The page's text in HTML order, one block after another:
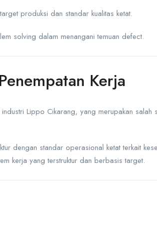
produksi dan standar kualitas ketat.
solving dalam menangani temuan defect.
Kerja
Lippo Cikarang, yang merupakan salah
dengan standar operasional ketat terkait
kerja yang terstruktur dan berbasis target.